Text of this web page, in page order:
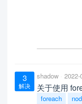
3
解决
shadow 2022-
关于使用
foreach